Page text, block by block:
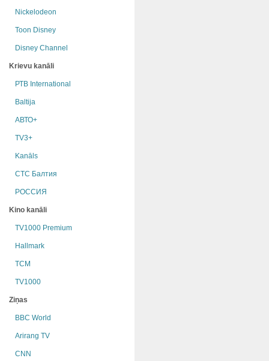
Nickelodeon
Toon Disney
Disney Channel
Krievu kanāli
РТB International
Baltija
АВТО+
TV3+
Kanāls
СТС Балтия
РОССИЯ
Kino kanāli
TV1000 Premium
Hallmark
TCM
TV1000
Ziņas
BBC World
Arirang TV
CNN